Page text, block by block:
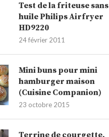
Test de la friteuse sans
huile Philips Airfryer
HD9220
24 février 2011
Mini buns pour mini
hamburger maison
(Cuisine Companion)
23 octobre 2015
Terrine de courgette,